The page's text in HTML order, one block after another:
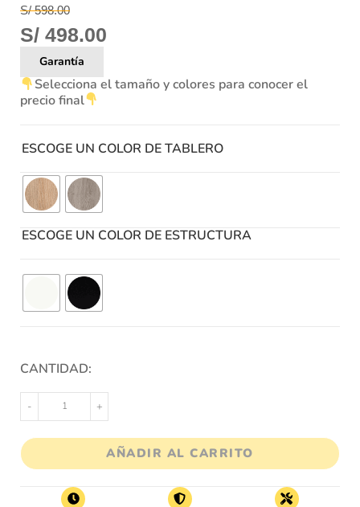
S/598.00
S/ 498.00
Garantía
Selecciona el tamaño y colores para conocer el
precio final
ESCOGE UN COLOR DE TABLERO
ESCOGE UN COLOR DE ESTRUCTURA
CANTIDAD:
- +
AÑADIR AL CARRITO